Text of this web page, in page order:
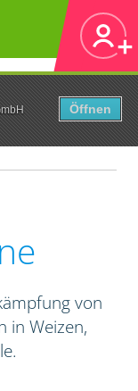
Öffnen
von
in Weizen,